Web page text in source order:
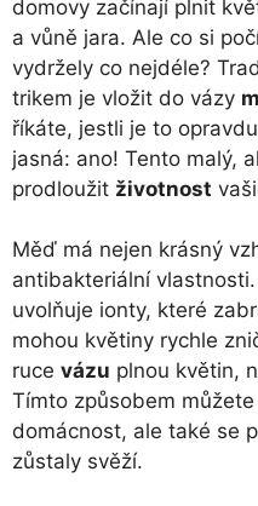
domovy začínají plnit
a vůně jara. Ale co si
vydržely co nejdéle?
trikem je vložit do vázy
říkáte, jestli je to
jasná: ano! Tento malý,
prodloužit životnost
Měď má nejen krásný
antibakteriální
uvolňuje ionty, které
mohou květiny rychle
ruce vázu plnou květin,
Tímto způsobem
domácnost, ale také se
zůstaly svěží.